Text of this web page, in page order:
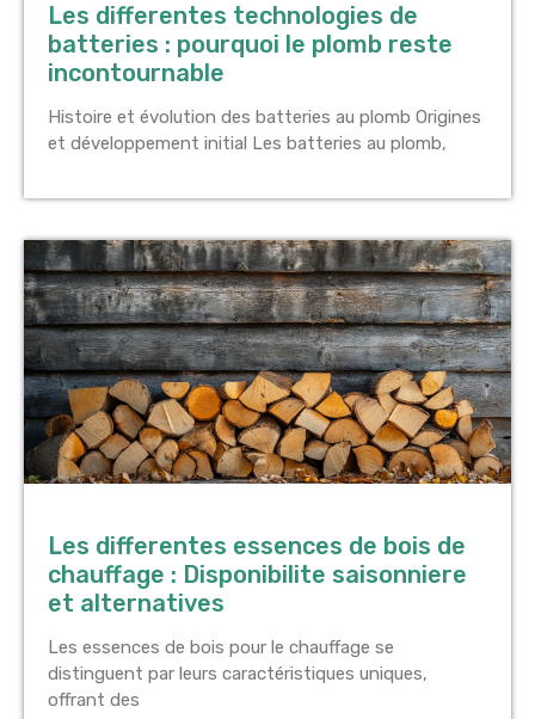
Les differentes technologies de
batteries : pourquoi le plomb reste
incontournable
Histoire et évolution des batteries au plomb Origines
et développement initial Les batteries au plomb,
Les differentes essences de bois de
chauffage : Disponibilite saisonniere
et alternatives
Les essences de bois pour le chauffage se
distinguent par leurs caractéristiques uniques,
offrant des